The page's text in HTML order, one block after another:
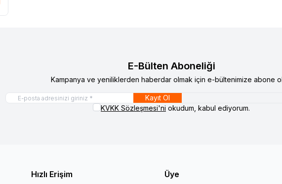
E-Bülten Aboneliği
Kampanya ve yeniliklerden haberdar olmak için e-bültenimize abone
Kayıt Ol
KVKK Sözleşmesi'ni okudum, kabul ediyorum.
Hızlı Erişim Üye